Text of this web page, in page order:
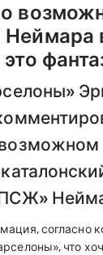
Неймара
согласно
что